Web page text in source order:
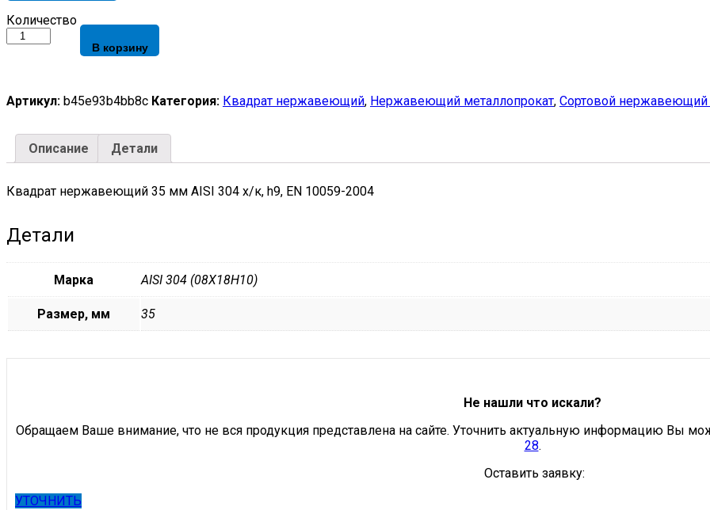
Квадрат
нержавеющий
304
х/
h9,
2004
quantity
Количество
В корзину
Артикул: b45e93b4bb8c Категория: Квадрат нержавеющий, Нержавеющий металлопрокат, Сортовой нержавеющий
Описание Детали
Квадрат нержавеющий 35 мм AISI 304 х/к, h9, EN 10059-2004
Детали
Марка AISI 304 (08Х18Н10)
Размер, мм 35
Не нашли что искали?
Обращаем Ваше внимание, что не вся продукция представлена на сайте. Уточнить актуальную информацию Вы
28.
Оставить заявку:
УТОЧНИТЬ